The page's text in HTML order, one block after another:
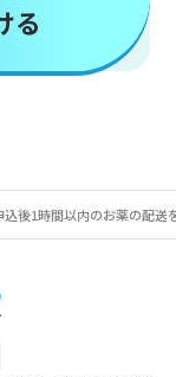
る
後1時間以内のお薬の配送